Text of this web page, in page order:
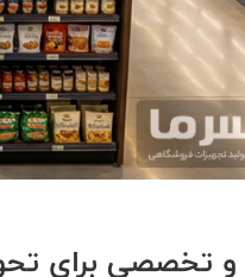
و تخصصی برای